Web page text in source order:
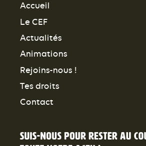
Accueil
Le CEF
Actualités
Animations
Rejoins-nous !
Tes droits
Contact
Suis-nous pour rester au